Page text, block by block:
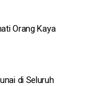
Orang Kaya
di Seluruh